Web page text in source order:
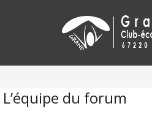
L’équipe du forum